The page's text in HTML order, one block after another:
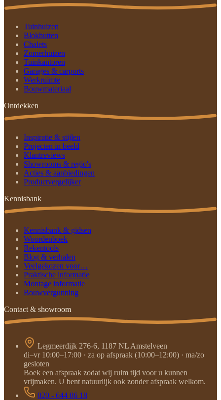
Tuinhuizen
Blokhutten
Chalets
Zomerhuizen
Tuinkantoren
Garages & carports
Werkruimte
Bouwmateriaal
Ontdekken
Inspiratie & stijlen
Projecten in beeld
Klantreviews
Showrooms & regio's
Acties & aanbiedingen
Productvergelijker
Kennisbank
Kennisbank & gidsen
Woordenboek
Rekentools
Blog & verhalen
Veelgekozen voor…
Praktische informatie
Montage informatie
Bouwvergunning
Contact & showroom
Legmeerdijk 276-6, 1187 NL Amstelveen
di–vr 10:00–17:00 · za op afspraak (10:00–12:00) · ma/zo
gesloten
Boek een afspraak zodat wij ruim tijd voor u kunnen
vrijmaken. U bent natuurlijk ook zonder afspraak welkom.
020 - 644 06 18